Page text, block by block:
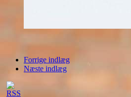
Forrige indlæg
Næste indlæg